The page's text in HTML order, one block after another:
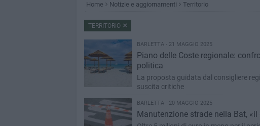
Home Notizie e aggiornamenti Territorio
TERRITORIO
BARLETTA - 21 MAGGIO 2025
Piano delle Coste regionale:
politica
La proposta guidata dal consigliere
suscita critiche
BARLETTA - 20 MAGGIO 2025
Manutenzione strade nella Bat,